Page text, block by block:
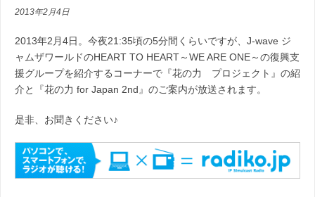
2013年2月4日
2013年2月4日。今夜21:35頃の5分間くらいですが、J-wave ジ
ャムザワールドのHEART TO HEART～WE ARE ONE～の復興支
援グループを紹介するコーナーで『花の力 プロジェクト』の紹
介と『花の力 for Japan 2nd』のご案内が放送されます。
是非、お聞きください♪